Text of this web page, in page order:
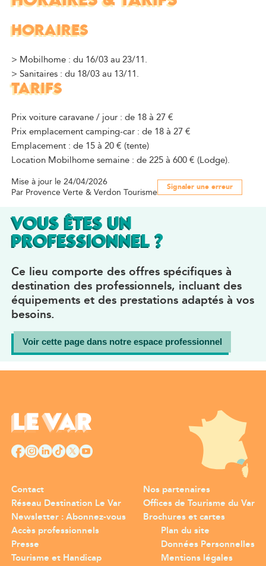
HORAIRES
> Mobilhome : du 16/03 au 23/11.
> Sanitaires : du 18/03 au 13/11.
TARIFS
Prix voiture caravane / jour : de 18 à 27 €
Prix emplacement camping-car : de 18 à 27 €
Emplacement : de 15 à 20 € (tente)
Location Mobilhome semaine : de 225 à 600 € (Lodge).
Mise à jour le 24/04/2026
Par Provence Verte & Verdon Tourisme
Signaler une erreur
VOUS ÊTES UN
PROFESSIONNEL ?
Ce lieu comporte des offres spécifiques à
destination des professionnels, incluant des
équipements et des prestations adaptés à vos
besoins.
Voir cette page dans notre espace professionnel
Contact
Réseau Destination Le Var
Newsletter : Abonnez-vous
Nos partenaires
Offices de Tourisme du Var
Brochures et cartes
Accès professionnels
Presse
Tourisme et Handicap
Plan du site
Données Personnelles
Mentions légales